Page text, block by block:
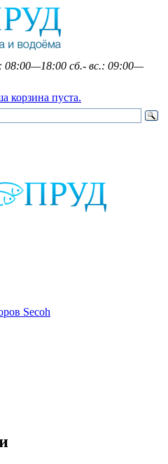
08:00—18:00 сб.- вс.: 09:00—
корзина пуста.
Secoh